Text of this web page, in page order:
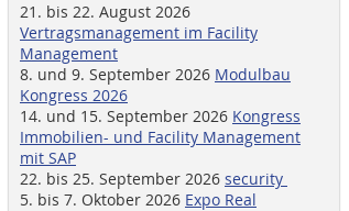
21. bis 22. August 2026
Vertragsmanagement im Facility
Management
8. und 9. September 2026 Modulbau
Kongress 2026
14. und 15. September 2026 Kongress
Immobilien- und Facility Management
mit SAP
22. bis 25. September 2026 security
5. bis 7. Oktober 2026 Expo Real